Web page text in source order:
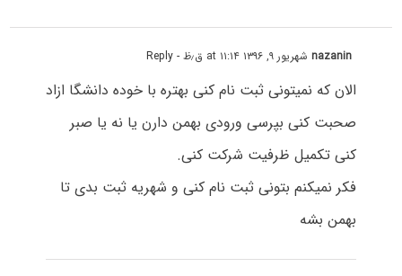
nazaninشهریور ۹, ۱۳۹۶ at ۱۱:۱۴ ق٫ظ - Reply
الان که نمیتونی ثبت نام کنی بهتره با خوده دانشگا ازاد
صحبت کنی بپرسی ورودی بهمن دارن یا نه یا صبر
کنی تکمیل ظرفیت شرکت کنی.
فکر نمیکنم بتونی ثبت نام کنی و شهریه ثبت بدی تا
بهمن بشه